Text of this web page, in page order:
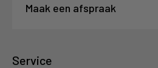
Maak een afspraak
Service